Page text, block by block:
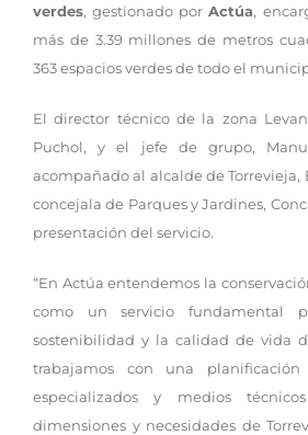
verdes, gestionado porActúa,
más de 3.39 millones de metros
363 espacios verdes de todo el
El director técnico de la zona
Puchol, y el jefe de grupo,
acompañado al alcalde de Torrevieja,
concejala de Parques y Jardines,
presentación del servicio.
“En Actúa entendemos la
como un servicio fundamental
sostenibilidad y la calidad de vida
trabajamos con una planificación
especializados y medios
dimensiones y necesidades de